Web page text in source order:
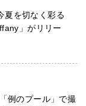
夏を切なく彩る
」がリリー
例のプール」で撮